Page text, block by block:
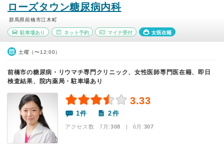
ローズタウン糖尿病内科
群馬県前橋市江木町
駐車場あり ネット予約 マイナ受付 女医在籍
土曜（〜12:00）
前橋市の糖尿病・リウマチ専門クリニック、女性医師専門医在籍、即日
検査結果、院内薬局・駐車場あり
3.33
1件 2件
アクセス数 7月:308 | 6月:307